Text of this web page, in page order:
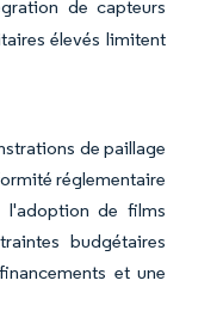
de capteurs
élevés limitent
de paillage
réglementaire
l'adoption de films
budgétaires
et une